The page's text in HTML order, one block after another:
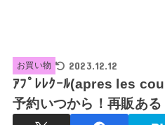
お買い物 2023.12.12
ｱﾌﾟﾚﾚｸｰﾙ(apres les
予約いつから！再販あ